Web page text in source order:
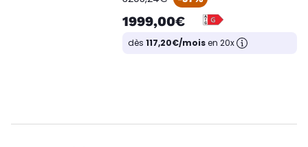
1999,00€
dès 117,20€/moisen 20x